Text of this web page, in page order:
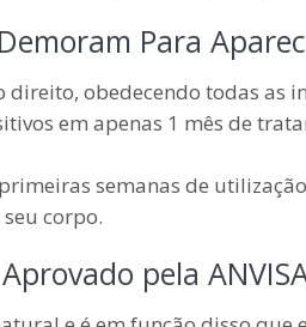
Para
direito, obedecendo todas as
em apenas 1 mês de
semanas de
corpo.
pela